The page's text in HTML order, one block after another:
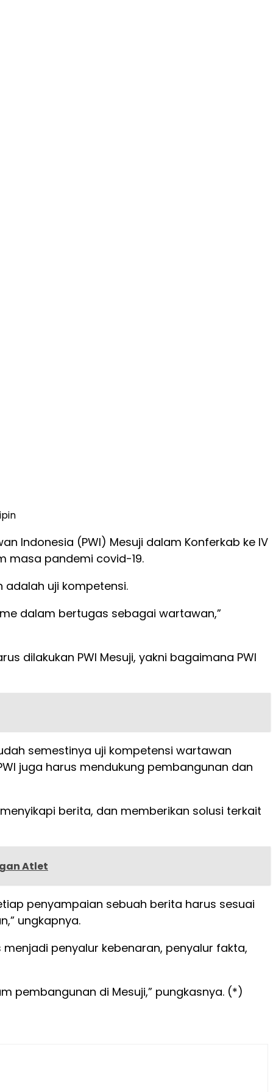
Indonesia (PWI) Mesuji dalam Konferkab ke IV
masa pandemi covid-19.
uji kompetensi.
dalam bertugas sebagai wartawan,”
dilakukan PWI Mesuji, yakni bagaimana PWI
semestinya uji kompetensi wartawan
juga harus mendukung pembangunan dan
berita, dan memberikan solusi terkait
Atlet
penyampaian sebuah berita harus sesuai
ungkapnya.
penyalur kebenaran, penyalur fakta,
pembangunan di Mesuji,” pungkasnya. (*)